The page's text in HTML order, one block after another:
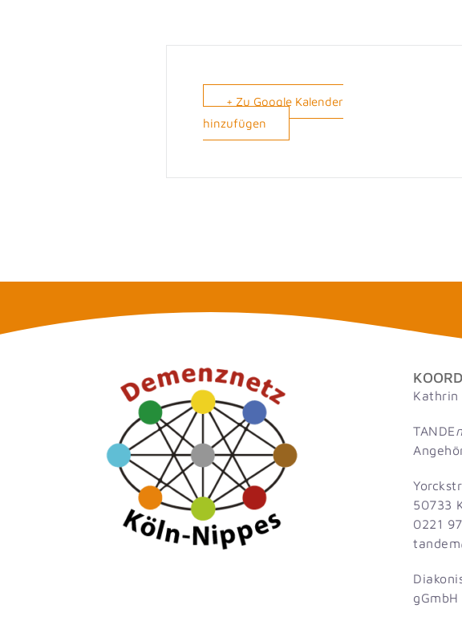
+ Zu Google Kalender
hinzufügen
Kathrin
TANDE
50733
0221
dnat
gGmbH